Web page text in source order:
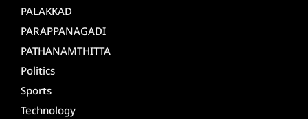
PALAKKAD
PARAPPANAGADI
PATHANAMTHITTA
Politics
Sports
Technology